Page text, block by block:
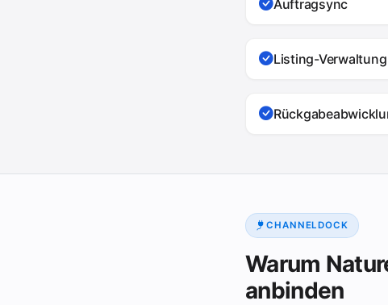
Auftragsync
Listing-Verwaltung
CHANNELDOCK
Warum
anbinden